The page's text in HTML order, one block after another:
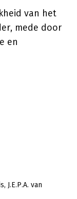
van het
mede door
en
J.E.P.A. van